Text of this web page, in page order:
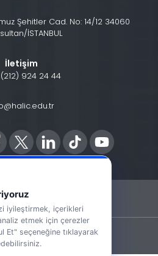
Şehitler Cad. No: 14/12 34060
İSTANBUL
İletişim
924 24 44
-Gizlilik Bildirimi
Tüm hakları saklıdır.
iyileştirmek, içerikleri
etmek için çerezler
Et" seçeneğine tıklayarak